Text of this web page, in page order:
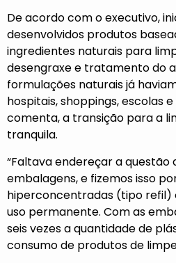
De acordo com o executivo,
desenvolvidos produtos
ingredientes naturais para
desengraxe e tratamento do
formulações naturais já
hospitais, shoppings, escolas
comenta, a transição para a
tranquila.
“Faltava endereçar a questão
embalagens, e fizemos isso
hiperconcentradas (tipo refil)
uso permanente. Com as
seis vezes a quantidade de
consumo de produtos de